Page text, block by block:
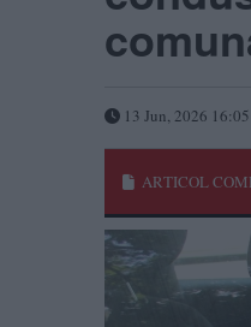
13 Jun, 2026 16:05
ARTICOL